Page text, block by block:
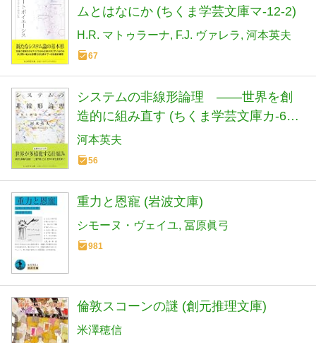
ムとはなにか (ちくま学芸文庫マ-12-2)
H.R. マトゥラーナ F.J. ヴァレラ 河本英夫
67
システムの非線形論理 ――世界を創
造的に組み直す (ちくま学芸文庫カ-64-
1)
河本英夫
56
重力と恩寵 (岩波文庫)
シモーヌ・ヴェイユ 冨原眞弓
981
倫敦スコーンの謎 (創元推理文庫)
米澤穂信